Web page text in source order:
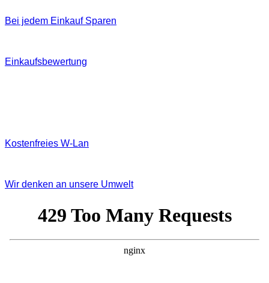
Bei jedem Einkauf Sparen
Einkaufsbewertung
Kostenfreies W‐Lan
Wir denken an unsere Umwelt